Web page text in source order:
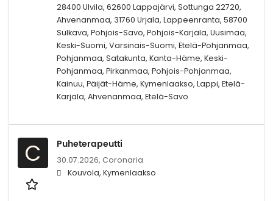
28400 Ulvila, 62600 Lappajärvi, Sottunga 22720,
Ahvenanmaa, 31760 Urjala, Lappeenranta, 58700
Sulkava, Pohjois-Savo, Pohjois-Karjala, Uusimaa,
Keski-Suomi, Varsinais-Suomi, Etelä-Pohjanmaa,
Pohjanmaa, Satakunta, Kanta-Häme, Keski-
Pohjanmaa, Pirkanmaa, Pohjois-Pohjanmaa,
Kainuu, Päijät-Häme, Kymenlaakso, Lappi, Etelä-
Karjala, Ahvenanmaa, Etelä-Savo
C Puheterapeutti
30.07.2026, Coronaria
Kouvola, Kymenlaakso